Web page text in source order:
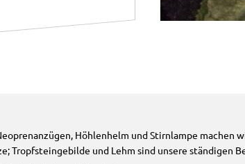
Höhlenhelm und Stirnlampe machen
Tropfsteingebilde und Lehm sind unsere ständigen